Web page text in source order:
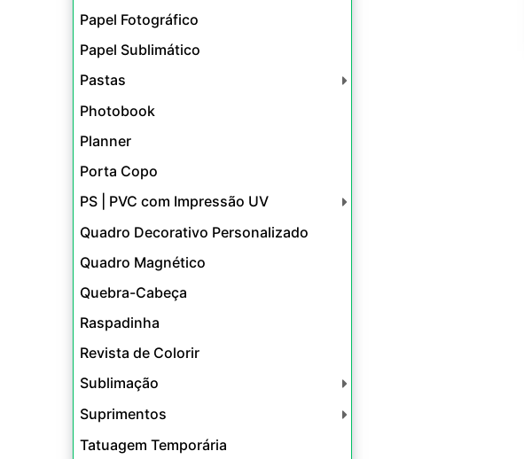
Papel Fotográfico
Papel Sublimático
Pastas
Photobook
Planner
Porta Copo
PS | PVC com Impressão UV
Quadro Decorativo Personalizado
Quadro Magnético
Quebra-Cabeça
Raspadinha
Revista de Colorir
Sublimação
Suprimentos
Tatuagem Temporária